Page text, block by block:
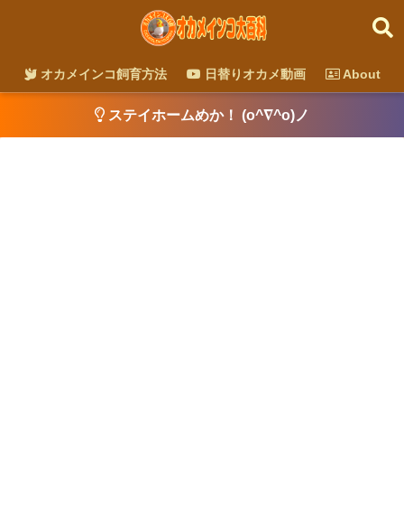
オカメインコ飼育方法 日替りオカメ動画 About
ステイホームめか！ (o^∇^o)ノ